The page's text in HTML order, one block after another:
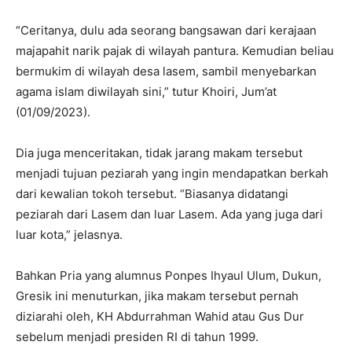
“Ceritanya, dulu ada seorang bangsawan dari kerajaan
majapahit narik pajak di wilayah pantura. Kemudian beliau
bermukim di wilayah desa lasem, sambil menyebarkan
agama islam diwilayah sini,” tutur Khoiri, Jum’at
(01/09/2023).
Dia juga menceritakan, tidak jarang makam tersebut
menjadi tujuan peziarah yang ingin mendapatkan berkah
dari kewalian tokoh tersebut. “Biasanya didatangi
peziarah dari Lasem dan luar Lasem. Ada yang juga dari
luar kota,” jelasnya.
Bahkan Pria yang alumnus Ponpes Ihyaul Ulum, Dukun,
Gresik ini menuturkan, jika makam tersebut pernah
diziarahi oleh, KH Abdurrahman Wahid atau Gus Dur
sebelum menjadi presiden RI di tahun 1999.